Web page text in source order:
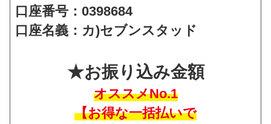
口座番号：0398684
口座名義：カ)セブンスタッド
★お振り込み金額
オススメNo.1
【お得な一括払いで